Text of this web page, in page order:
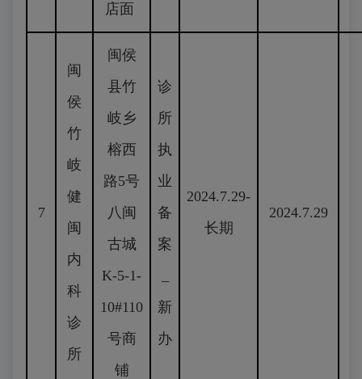
店面
7
闽
侯
竹
岐
健
闽
内
科
诊
所
闽侯
县竹
岐乡
榕西
路5号
八闽
古城
K-5-1-
10#110
号商
铺
诊
所
执
业
备
案
新
办
2024.7.29-
长期
2024.7.29